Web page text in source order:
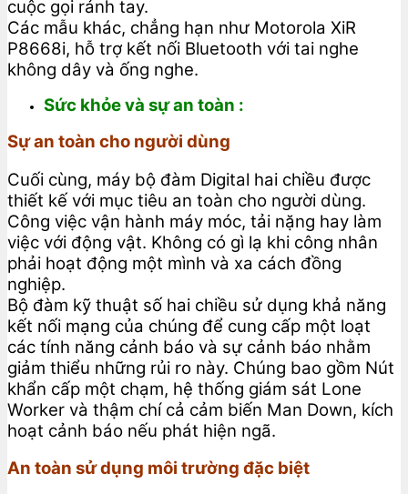
cuộc gọi rảnh tay.
Các mẫu khác, chẳng hạn như Motorola XiR
P8668i, hỗ trợ kết nối Bluetooth với tai nghe
không dây và ống nghe.
Sức khỏe và sự an toàn :
Sự an toàn cho người dùng
Cuối cùng, máy bộ đàm Digital hai chiều được
thiết kế với mục tiêu an toàn cho người dùng.
Công việc vận hành máy móc, tải nặng hay làm
việc với động vật. Không có gì lạ khi công nhân
phải hoạt động một mình và xa cách đồng
nghiệp.
Bộ đàm kỹ thuật số hai chiều sử dụng khả năng
kết nối mạng của chúng để cung cấp một loạt
các tính năng cảnh báo và sự cảnh báo nhằm
giảm thiểu những rủi ro này. Chúng bao gồm Nút
khẩn cấp một chạm, hệ thống giám sát Lone
Worker và thậm chí cả cảm biến Man Down, kích
hoạt cảnh báo nếu phát hiện ngã.
An toàn sử dụng môi trường đặc biệt